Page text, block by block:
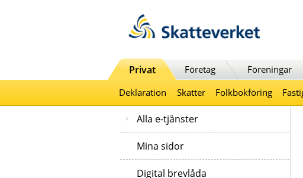
Privat Företag Föreningar
Deklaration
Skatter Folkbokföring
Alla e-tjänster
Mina sidor
Digital brevlåda